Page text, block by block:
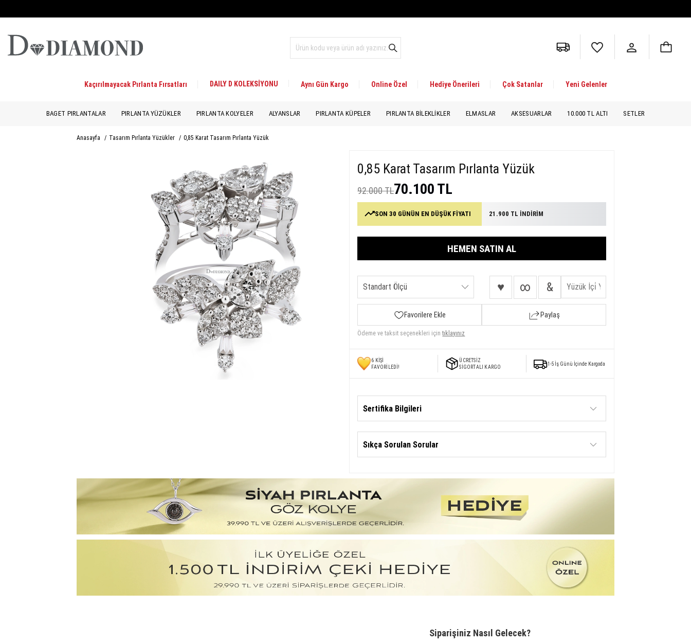
Kaçırılmayacak Pırlanta Fırsatları DAILY D KOLEKSİYONU Aynı Gün Kargo Online Özel Hediye Önerileri Çok Satanlar Yeni Gelenler
BAGET PIRLANTALAR PIRLANTA YÜZÜKLER PIRLANTA KOLYELER ALYANSLAR PIRLANTA KÜPELER PIRLANTA BILEKLIKLER ELMASLAR AKSESUARLAR 10.000 TL ALTI SETLER
Anasayfa / Tasarım Pırlanta Yüzükler / 0,85 Karat Tasarım Pırlanta Yüzük
0,85 Karat Tasarım Pırlanta Yüzük
92.000 TL70.100 TL
SON 30 GÜNÜN EN DÜŞÜK FİYATI 21.900 TL İNDİRİM
HEMEN SATIN AL
♥ ∞ &
Favorilere Ekle Paylaş
Ödeme ve taksit seçenekleri içintıklayınız
6 KİŞİ
FAVORİLEDİ!
ÜCRETSİZ
SİGORTALI KARGO
1-5 İş Günü İçinde Kargoda
Sertifika Bilgileri
Sıkça Sorulan Sorular
Siparişiniz Nasıl Gelecek?